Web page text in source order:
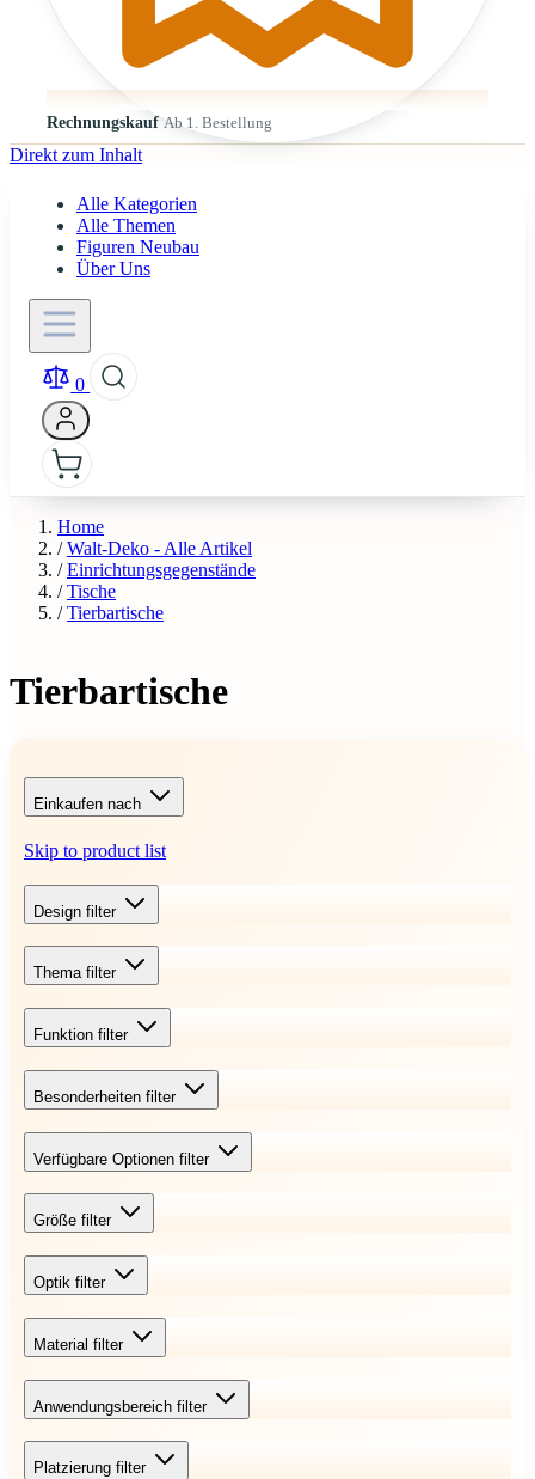
Rechnungskauf Ab 1. Bestellung
Direkt zum Inhalt
Alle Kategorien
Alle Themen
Figuren Neubau
Über Uns
0
Home
/ Walt-Deko - Alle Artikel
/ Einrichtungsgegenstände
/ Tische
/ Tierbartische
Tierbartische
Einkaufen nach
Skip to product list
Design filter
Thema filter
Funktion filter
Besonderheiten filter
Verfügbare Optionen filter
Größe filter
Optik filter
Material filter
Anwendungsbereich filter
Platzierung filter